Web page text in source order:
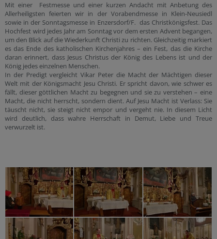
Mit einer Festmesse und einer kurzen Andacht mit Anbetung des
Allerheiligsten feierten wir in der Vorabendmesse in Klein-Neusiedl
sowie in der Sonntagsmesse in Enzersdorf/F. das Christkönigsfest. Das
Hochfest wird jedes Jahr am Sonntag vor dem ersten Advent begangen,
um den Blick auf die Wiederkunft Christi zu richten. Gleichzeitig markiert
es das Ende des katholischen Kirchenjahres – ein Fest, das die Kirche
daran erinnert, dass Jesus Christus der König des Lebens ist und der
König jedes einzelnen Menschen.
In der Predigt vergleicht Vikar Peter die Macht der Mächtigen dieser
Welt mit der Königsmacht Jesu Christi. Er spricht davon, wie schwer es
fällt, dieser göttlichen Macht zu begegnen und sie zu verstehen – eine
Macht, die nicht herrscht, sondern dient. Auf Jesu Macht ist Verlass: Sie
täuscht nicht, sie steigt nicht empor und vergeht nie. In diesem Licht
wird deutlich, dass wahre Herrschaft in Demut, Liebe und Treue
verwurzelt ist.